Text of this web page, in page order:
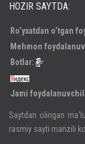
HOZIR SAYTDA:
Ro‘yxatdan o‘tgan
Mehmon
Botlar:
Jami
Saytdan olingan
rasmiy sayti manzili